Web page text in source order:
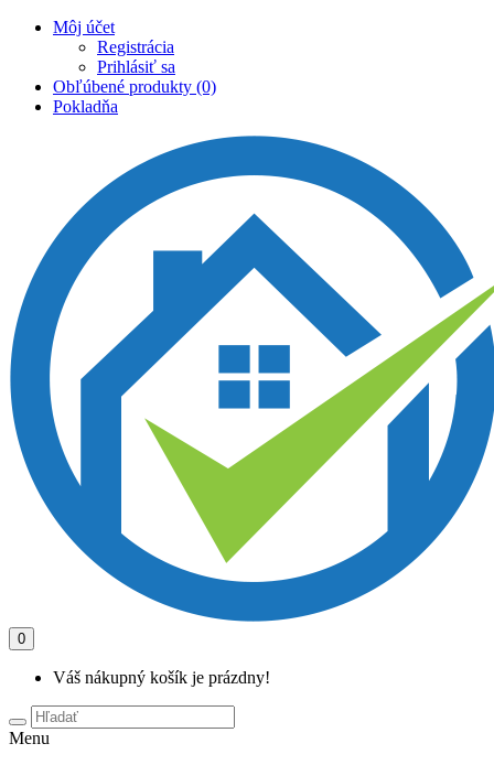
Môj účet
Registrácia
Prihlásiť sa
Obľúbené produkty (0)
Pokladňa
0
Váš nákupný košík je prázdny!
Menu